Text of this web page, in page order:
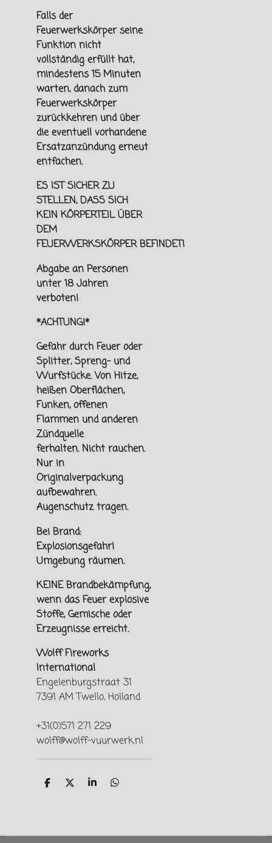
Falls der
Feuerwerkskörper seine
Funktion nicht
vollständig erfüllt hat,
mindestens 15 Minuten
warten, danach zum
Feuerwerkskörper
zurückkehren und über
die eventuell vorhandene
Ersatzanzündung erneut
entfachen.
ES IST SICHER ZU
STELLEN, DASS SICH
KEIN KÖRPERTEIL ÜBER
DEM
FEUERWERKSKÖRPERBEFINDET!
Abgabe an Personen
unter18 Jahren
verboten!
*ACHTUNG!*
Gefahr durch Feuer oder
Splitter, Spreng- und
Wurfstücke. Von Hitze,
heißen Oberflächen,
Funken, offenen
Flammen undanderen
Zündquelle
ferhalten.Nicht rauchen.
Nur in
Originalverpackung
aufbewahren.
Augenschutz tragen.
Bei Brand:
Explosionsgefahr!
Umgebung räumen.
KEINE Brandbekämpfung,
wenn das Feuer explosive
Stoffe, Gemische oder
Erzeugnisse erreicht.
Wolff Fireworks
International
Engelenburgstraat 31
7391 AM Twello, Holland
+31(0)571 271 229
wolff@wolff-vuurwerk.nl
T
n
T
n
T
n
T
n